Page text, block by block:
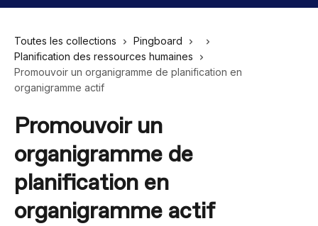
Toutes les collections
Pingboard
Planification des ressources humaines
Promouvoir un organigramme de planification en
organigramme actif
Promouvoir un
organigramme de
planification en
organigramme actif